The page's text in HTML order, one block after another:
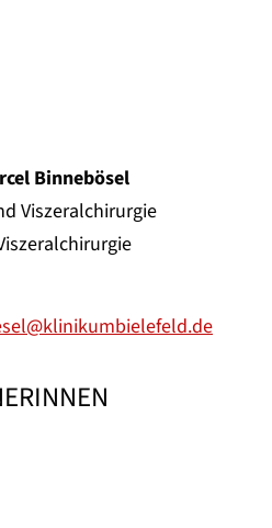
Binnebösel
Viszeralchirurgie